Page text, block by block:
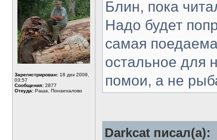
Зарегистрирован: 18 дек 2009,
03:57
Сообщения: 2877
Откуда: Раша, Понаехалово
Блин, пока
Надо будет
самая
остальное для
помои, а не
Darkcat писал(а):